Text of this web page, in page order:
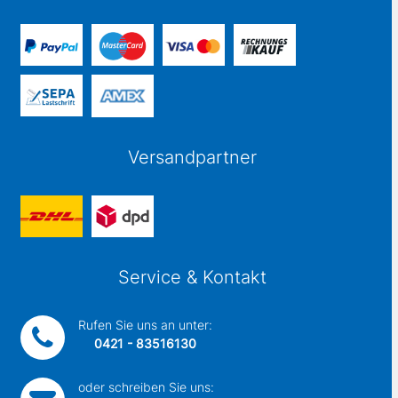
Versandpartner
Service & Kontakt
Rufen Sie uns an unter:
0421 - 83516130
oder schreiben Sie uns: